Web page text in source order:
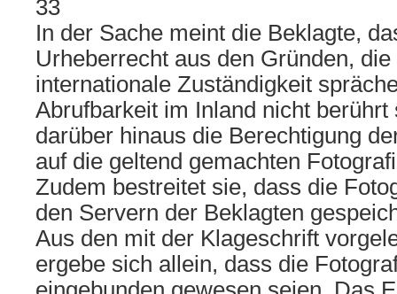
33
In der Sache meint die Beklagte,
Urheberrecht aus den Gründen,
internationale Zuständigkeit
Abrufbarkeit im Inland nicht berührt
darüber hinaus die Berechtigung
auf die geltend gemachten
Zudem bestreitet sie, dass die
den Servern der Beklagten
Aus den mit der Klageschrift
ergebe sich allein, dass die